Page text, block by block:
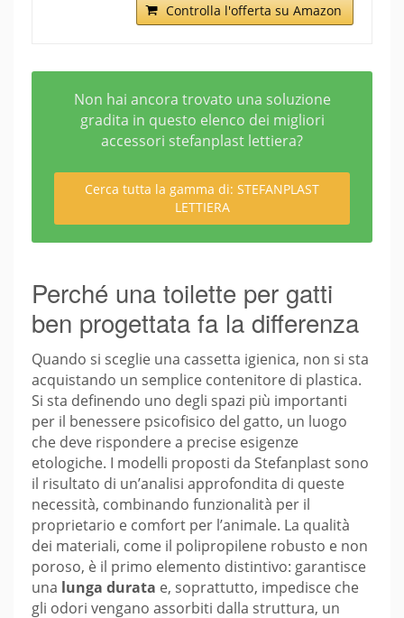
Controlla l'offerta su Amazon
Non hai ancora trovato una soluzione
gradita in questo elenco dei migliori
accessori stefanplast lettiera?
Cerca tutta la gamma di: STEFANPLAST
LETTIERA
Perché una toilette per gatti
ben progettata fa la differenza
Quando si sceglie una cassetta igienica, non si sta
acquistando un semplice contenitore di plastica.
Si sta definendo uno degli spazi più importanti
per il benessere psicofisico del gatto, un luogo
che deve rispondere a precise esigenze
etologiche. I modelli proposti da Stefanplast sono
il risultato di un’analisi approfondita di queste
necessità, combinando funzionalità per il
proprietario e comfort per l’animale. La qualità
dei materiali, come il polipropilene robusto e non
poroso, è il primo elemento distintivo: garantisce
una lunga durata e, soprattutto, impedisce che
gli odori vengano assorbiti dalla struttura, un